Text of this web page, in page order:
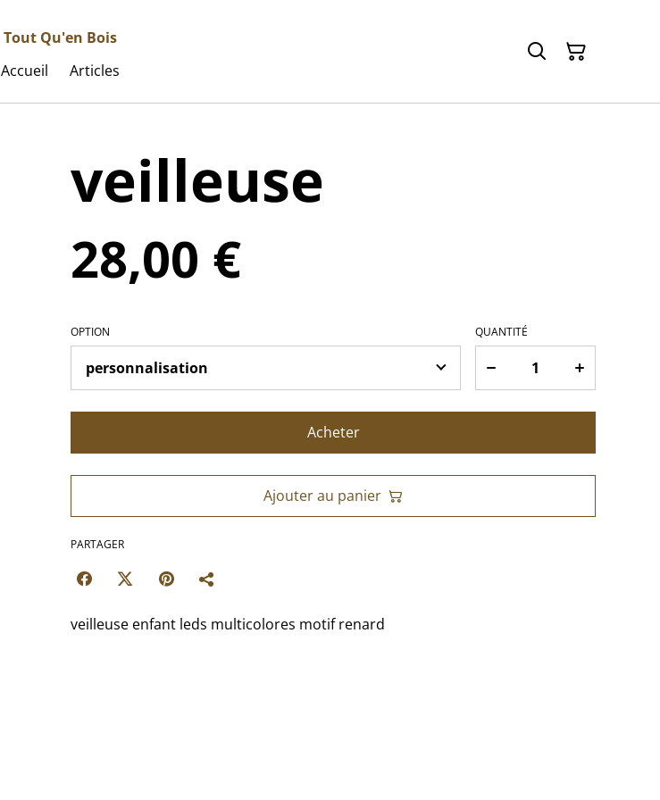
Tout Qu'en Bois
Accueil
Articles
veilleuse
28,00 €
OPTION QUANTITÉ
Acheter
Ajouter au panier
PARTAGER
veilleuse enfant leds multicolores motif renard